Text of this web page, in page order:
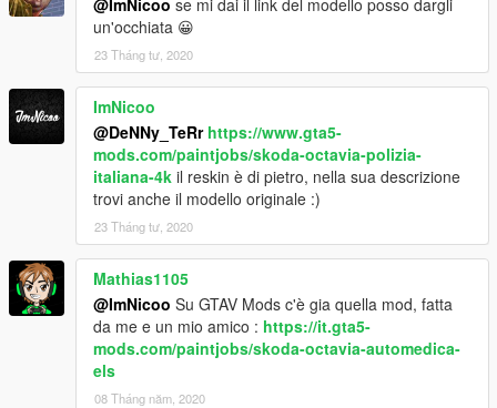
un'occhiata 😀
23 Tháng tư, 2020
ImNicoo
@DeNNy_TeRr https://www.gta5-
mods.com/paintjobs/skoda-octavia-polizia-
italiana-4k il reskin è di pietro, nella sua descrizione
trovi anche il modello originale :)
23 Tháng tư, 2020
Mathias1105
@ImNicoo Su GTAV Mods c'è gia quella mod, fatta
da me e un mio amico : https://it.gta5-
mods.com/paintjobs/skoda-octavia-automedica-
els
08 Tháng năm, 2020